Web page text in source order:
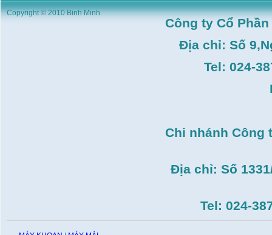
Máy duỗi sắt Hồng ký
HK–DSM114( 1HP,Ø8 -
Copyright © 2010 Binh Minh
Công ty Cổ
Địa chỉ: Số
Tel: 024-
Chi nhánh Công
Địa chỉ: Số
Tel: 024-